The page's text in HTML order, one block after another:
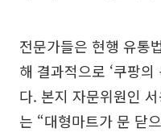
전문가들은 현행 유통
해 결과적으로 ‘쿠팡
다. 본지 자문위원인
는 “대형마트가 문 닫